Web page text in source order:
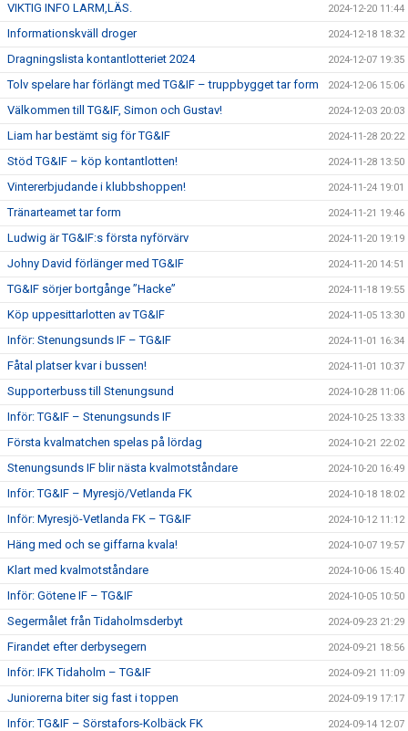
VIKTIG INFO LARM,LÄS. 2024-12-20 11:44
Informationskväll droger 2024-12-18 18:32
Dragningslista kontantlotteriet 2024 2024-12-07 19:35
Tolv spelare har förlängt med TG&IF – truppbygget tar form 2024-12-06 15:06
Välkommen till TG&IF, Simon och Gustav! 2024-12-03 20:03
Liam har bestämt sig för TG&IF 2024-11-28 20:22
Stöd TG&IF – köp kontantlotten! 2024-11-28 13:50
Vintererbjudande i klubbshoppen! 2024-11-24 19:01
Tränarteamet tar form 2024-11-21 19:46
Ludwig är TG&IF:s första nyförvärv 2024-11-20 19:19
Johny David förlänger med TG&IF 2024-11-20 14:51
TG&IF sörjer bortgånge ”Hacke” 2024-11-18 19:55
Köp uppesittarlotten av TG&IF 2024-11-05 13:30
Inför: Stenungsunds IF – TG&IF 2024-11-01 16:34
Fåtal platser kvar i bussen! 2024-11-01 10:37
Supporterbuss till Stenungsund 2024-10-28 11:06
Inför: TG&IF – Stenungsunds IF 2024-10-25 13:33
Första kvalmatchen spelas på lördag 2024-10-21 22:02
Stenungsunds IF blir nästa kvalmotståndare 2024-10-20 16:49
Inför: TG&IF – Myresjö/Vetlanda FK 2024-10-18 18:02
Inför: Myresjö-Vetlanda FK – TG&IF 2024-10-12 11:12
Häng med och se giffarna kvala! 2024-10-07 19:57
Klart med kvalmotståndare 2024-10-06 15:40
Inför: Götene IF – TG&IF 2024-10-05 10:50
Segermålet från Tidaholmsderbyt 2024-09-23 21:29
Firandet efter derbysegern 2024-09-21 18:56
Inför: IFK Tidaholm – TG&IF 2024-09-21 11:09
Juniorerna biter sig fast i toppen 2024-09-19 17:17
Inför: TG&IF – Sörstafors-Kolbäck FK 2024-09-14 12:07